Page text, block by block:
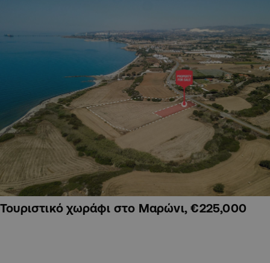
Τουριστικό χωράφι στο Μαρώνι, €225,000